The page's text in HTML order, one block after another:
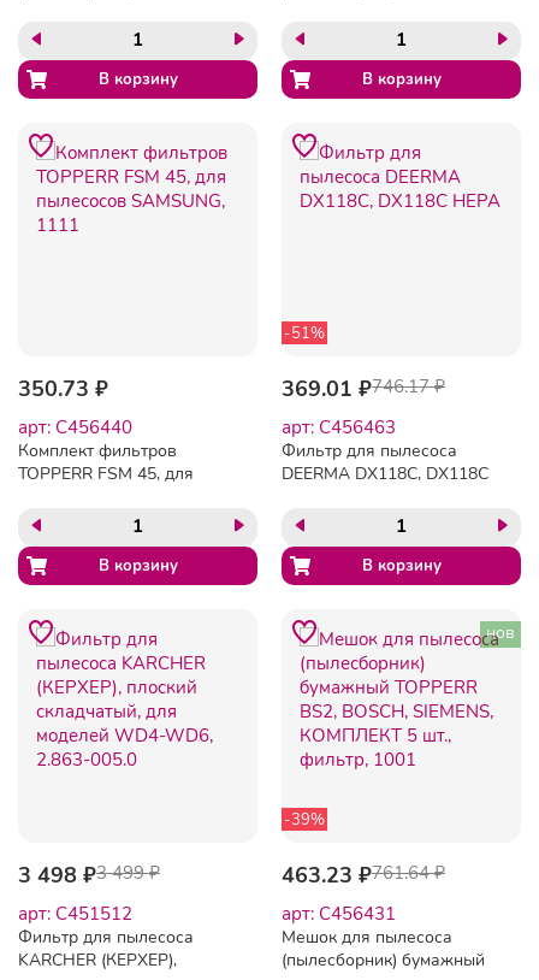
BS20, BOSCH, SIEMENS,
КОМПЛЕКТ 4 шт., 1401
SM 70, SAMSUNG,
КОМПЛЕКТ 4 шт., 1406
350.73 ₽
арт: C456440
Комплект фильтров
TOPPERR FSM 45, для
1111
-51%
369.01 ₽746.17 ₽
арт: C456463
Фильтр для пылесоса
DEERMA DX118C, DX118C
3 498 ₽3 499 ₽
арт: C451512
Фильтр для пылесоса
KARCHER (КЕРХЕР),
-39%
нов
463.23 ₽761.64 ₽
арт: C456431
Мешок для пылесоса
(пылесборник) бумажный